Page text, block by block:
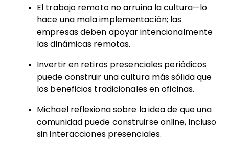
El trabajo remoto no arruina la cultura—lo
hace una mala implementación; las
empresas deben apoyar intencionalmente
las dinámicas remotas.
Invertir en retiros presenciales periódicos
puede construir una cultura más sólida que
los beneficios tradicionales en oficinas.
Michael reflexiona sobre la idea de que una
comunidad puede construirse online, incluso
sin interacciones presenciales.